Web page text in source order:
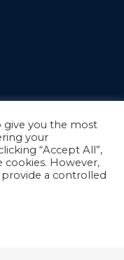
give you the most
your
“Accept All”,
cookies. However,
a controlled